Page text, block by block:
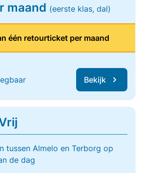
maand (eerste klas, dal)
één retourticket per maand
Bekijk
tussen Almelo en Terborg op
de dag